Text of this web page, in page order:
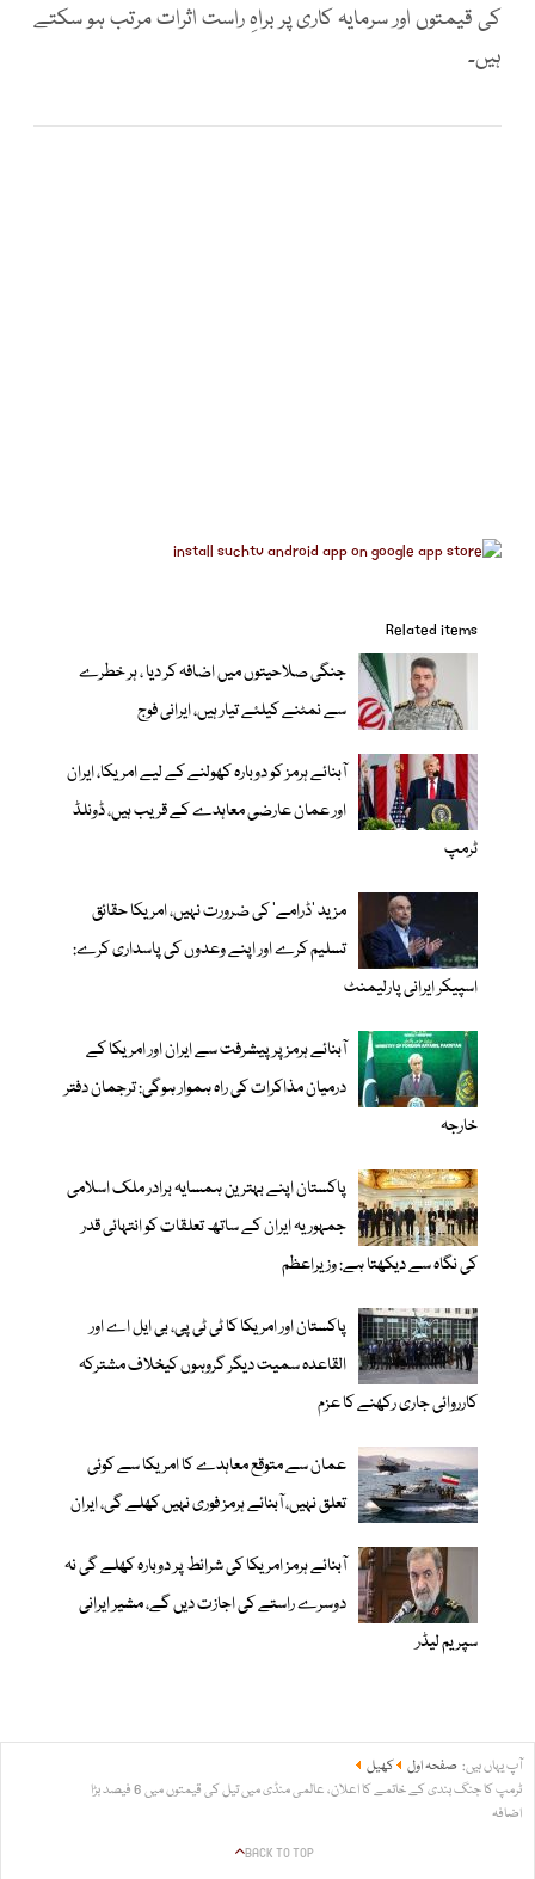
کی قیمتوں اور سرمایہ کاری پر براہِ راست اثرات مرتب ہو سکتے
ہیں۔
Related items
جنگی صلاحیتوں میں اضافہ کر دیا ، ہر خطرے
سے نمٹنے کیلئے تیار ہیں، ایرانی فوج
آبنائے ہرمز کو دوبارہ کھولنے کے لیے امریکا، ایران
اور عمان عارضی معاہدے کے قریب ہیں، ڈونلڈ
ٹرمپ
مزید 'ڈرامے' کی ضرورت نہیں، امریکا حقائق
تسلیم کرے اور اپنے وعدوں کی پاسداری کرے:
اسپیکر ایرانی پارلیمنٹ
آبنائے ہرمز پر پیشرفت سے ایران اور امریکا کے
درمیان مذاکرات کی راہ ہموار ہوگی: ترجمان دفتر
خارجہ
پاکستان اپنے بہترین ہمسایہ برادر ملک اسلامی
جمہوریہ ایران کے ساتھ تعلقات کو انتہائی قدر
کی نگاہ سے دیکھتا ہے: وزیراعظم
پاکستان اور امریکا کا ٹی ٹی پی، بی ایل اے اور
القاعدہ سمیت دیگر گروہوں کیخلاف مشترکہ
کارروائی جاری رکھنے کا عزم
عمان سے متوقع معاہدے کا امریکا سے کوئی
تعلق نہیں، آبنائے ہرمز فوری نہیں کھلے گی، ایران
آبنائے ہرمز امریکا کی شرائط پر دوبارہ کھلے گی نہ
دوسرے راستے کی اجازت دیں گے، مشیر ایرانی
سپریم لیڈر
آپ یہاں ہیں: صفحہ اول
کھیل
ٹرمپ کا جنگ بندی کے خاتمے کا اعلان، عالمی منڈی میں تیل کی قیمتوں میں 6 فیصد بڑا
اضافہ
BACK TO TOP